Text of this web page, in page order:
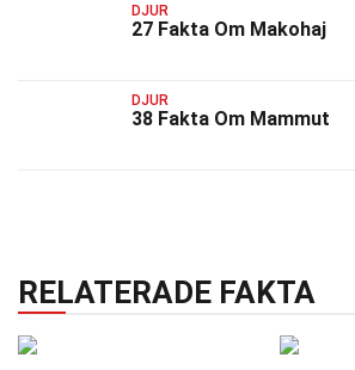
DJUR
27 Fakta Om Makohaj
DJUR
38 Fakta Om Mammut
RELATERADE FAKTA